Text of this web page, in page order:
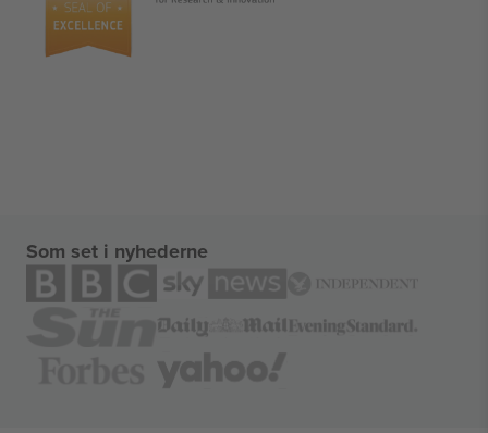
Som set i nyhederne